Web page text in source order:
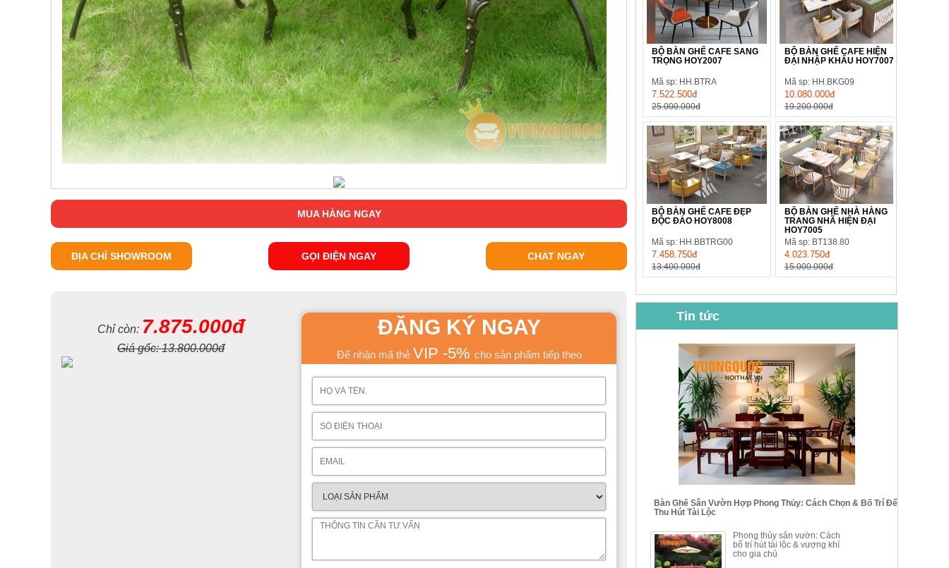
MUA HÀNG NGAY
ĐỊA CHỈ SHOWROOM GỌI ĐIỆN NGAY CHAT NGAY
Chỉ còn: 7.875.000đ
Giá gốc:13.800.000đ
ĐĂNG KÝ NGAY
Để nhận mã thẻ VIP -5% cho sản phẩm tiếp theo
BỘ BÀN GHẾ CAFE SANG
TRỌNG HOY2007
Mã sp: HH.BTRA
7.522.500đ
25.000.000đ
BỘ BÀN GHẾ CAFE HIỆN
ĐẠI NHẬP KHẨU HOY7007
Mã sp: HH.BKG09
10.080.000đ
19.200.000đ
BỘ BÀN GHẾ CAFE ĐẸP
ĐỘC ĐÁO HOY8008
Mã sp: HH.BBTRG00
7.458.750đ
13.400.000đ
BỘ BÀN GHẾ NHÀ HÀNG
TRANG NHÃ HIỆN ĐẠI
HOY7005
Mã sp: BT138.80
4.023.750đ
15.000.000đ
BỘ BÀN GHẾ CAFE NHẬP
KHẨU CAO CẤP HOY7006
Mã sp: BT135
14.178.750đ
24.700.000đ
BỘ BÀN TRÀ GỖ TỰ NHIÊN
PHONG CÁCH TRUNG HOA
KIỂU MỚI...
Mã sp: BT138.80
20.250.000đ
39.150.000đ
BỘ BÀN TRÀ GỖ PHONG
CÁCH MỚI KẾT HỢP KHAY
NHÚNG TRÀ YDX
Mã sp: BT150.46
BỘ BÀN GHẾ CAFE KIỂU
DÁNG ĐƠN GIẢN HIỆN ĐẠI
HOY8010
Tin tức
Bàn Ghế Sân Vườn Hợp Phong Thủy: Cách Chọn & Bố Trí Để
Thu Hút Tài Lộc
Phong thủy sân vườn: Cách
bố trí hút tài lộc & vượng khí
cho gia chủ